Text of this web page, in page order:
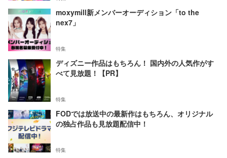
moxymill新メンバーオーディション「to the
nex7」
特集
ディズニー作品はもちろん！ 国内外の人気作がす
べて見放題！【PR】
特集
FODでは放送中の最新作はもちろん、オリジナル
の独占作品も見放題配信中！
特集